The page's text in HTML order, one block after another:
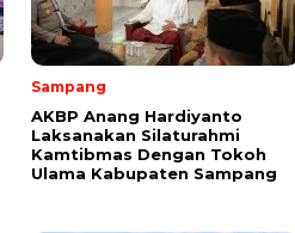
Sampang
AKBP Anang Hardiyanto
Laksanakan Silaturahmi
Kamtibmas Dengan Tokoh
Ulama Kabupaten Sampang